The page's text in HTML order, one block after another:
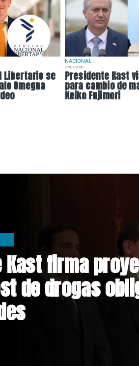
Libertario se
Omegna
NACIONAL
27/07/2026
Presidente Kast
para cambio de
Keiko Fujimori
fecha de
Colo Colo